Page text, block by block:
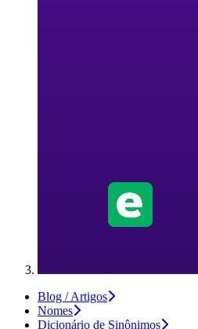
Blog / Artigos
Nomes
Dicionário de Sinônimos